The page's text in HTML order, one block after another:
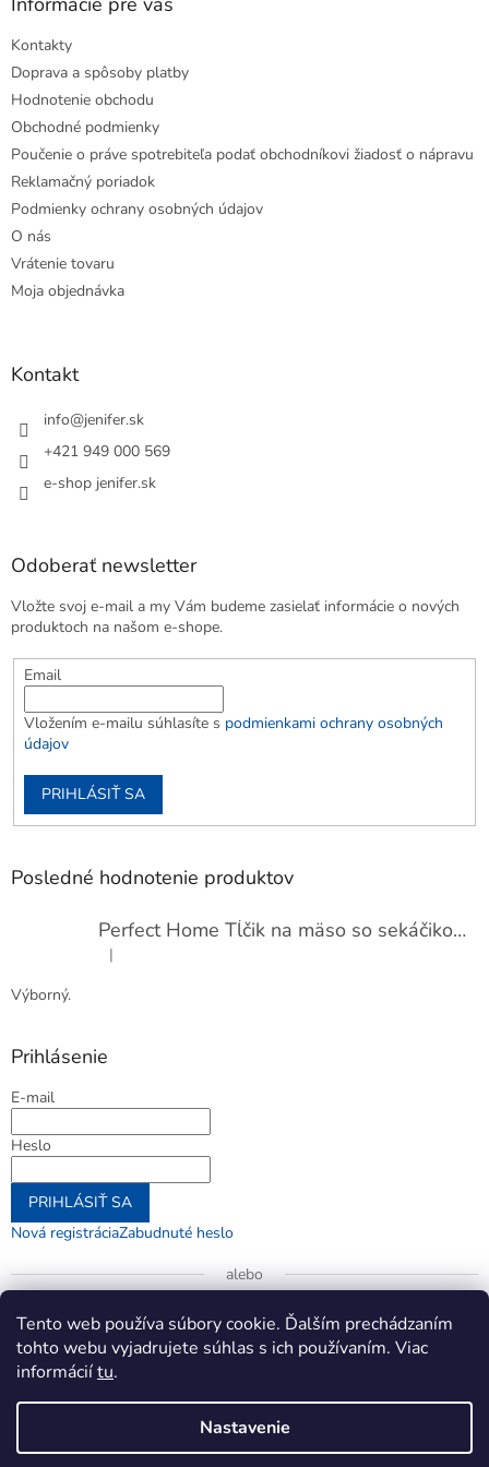
Tento web používa súbory cookie. Ďalším prechádzaním
tohto webu vyjadrujete súhlas s ich používaním. Viac
informáciítu.
Nastavenie
Kontakty
Doprava a spôsoby platby
Hodnotenie obchodu
Obchodné podmienky
Poučenie o práve spotrebiteľa podať obchodníkovi žiadosť o nápravu
Reklamačný poriadok
Podmienky ochrany osobných údajov
O nás
Vrátenie tovaru
Moja objednávka
Kontakt
info@jenifer.sk
+421 949 000 569
e-shop jenifer.sk
Odoberať newsletter
Vložte svoj e-mail a my Vám budeme zasielať informácie o nových
produktoch na našom e-shope.
Email
Vložením e-mailu súhlasíte s podmienkami ochrany osobných
údajov
PRIHLÁSIŤ SA
Posledné hodnotenie produktov
Perfect Home Tĺčik na mäso so sekáčikom, 56893
Hodnotenie produktu je 5 z 5 hviezdičiek.
|
Výborný.
Prihlásenie
E-mail
Heslo
PRIHLÁSIŤ SA
Nová registráciaZabudnuté heslo
alebo
Prihlásiť sa cez Google